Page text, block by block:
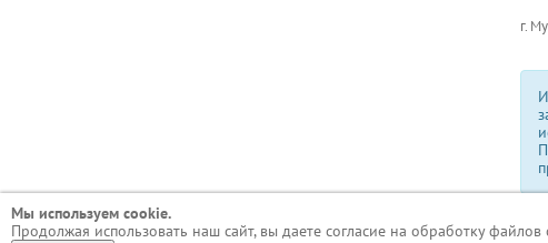
г.
Мы используем сookie.
Продолжая использовать наш сайт, вы даете согласие на обработку